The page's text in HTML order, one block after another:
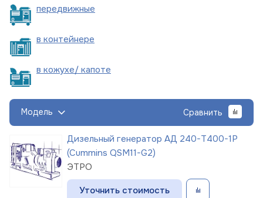
передвижные
в контейнере
в кожухе/ капоте
Модель Сравнить
Дизельный генератор АД 240-Т400-1Р
(Cummins QSM11-G2)
ЭТРО
Уточнить стоимость